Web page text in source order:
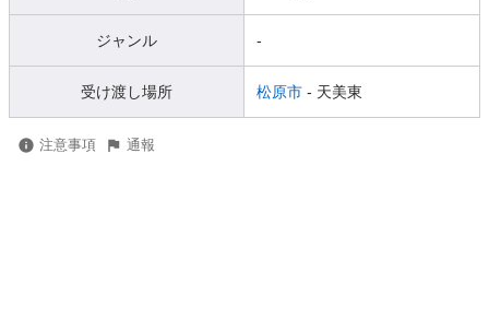
ジャンル -
受け渡し場所 松原市 - 天美東
注意事項 通報